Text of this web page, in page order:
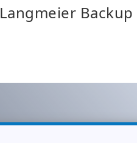
Langmeier Backup